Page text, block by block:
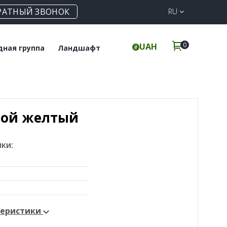
ЗВОНОК RU
группа
ступени
Ландшафт
Элементы для забора
UAH 0
желтый